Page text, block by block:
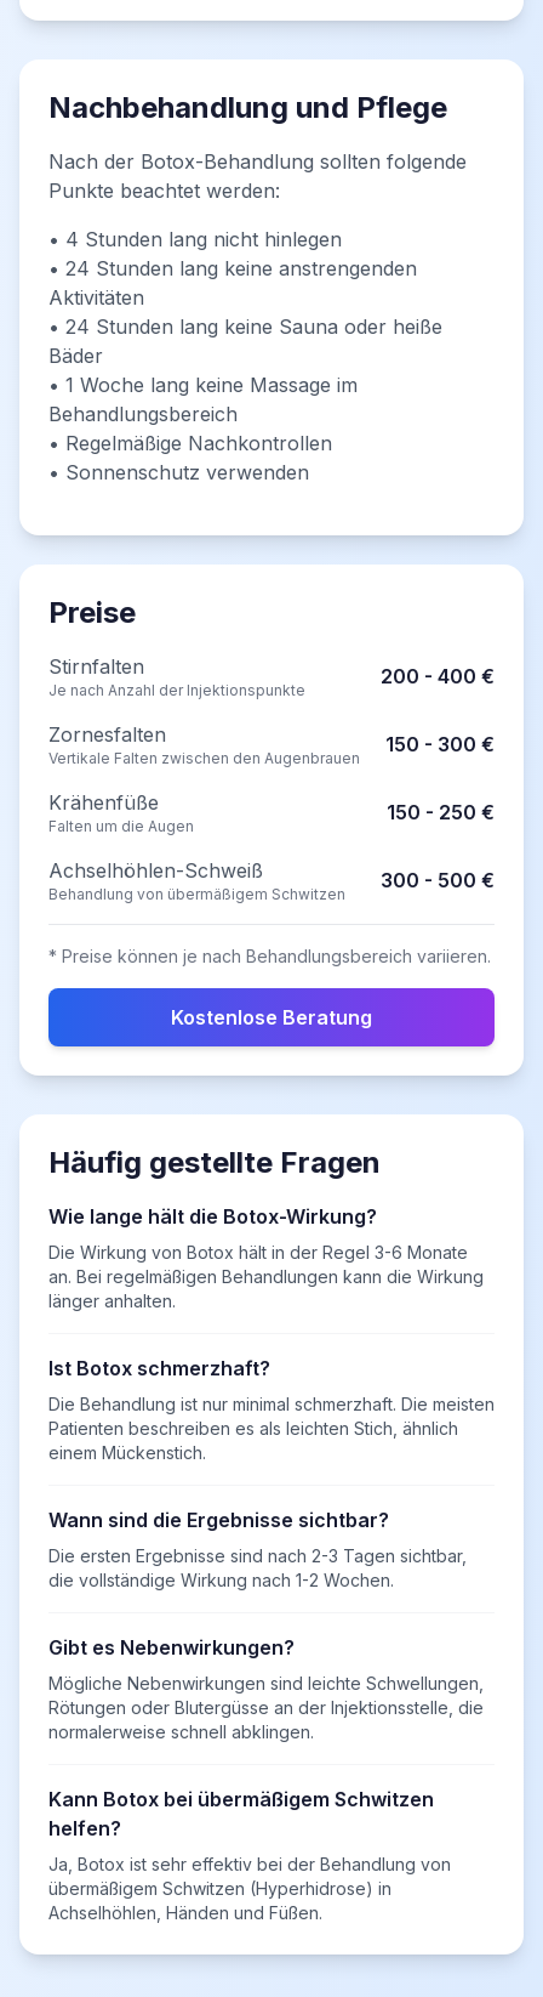
Nachbehandlung und Pflege
Nach der Botox-Behandlung sollten folgende
Punkte beachtet werden:
• 4 Stunden lang nicht hinlegen
• 24 Stunden lang keine anstrengenden
Aktivitäten
• 24 Stunden lang keine Sauna oder heiße
Bäder
• 1 Woche lang keine Massage im
Behandlungsbereich
• Regelmäßige Nachkontrollen
• Sonnenschutz verwenden
Preise
Stirnfalten
Je nach Anzahl der Injektionspunkte
200 - 400 €
Zornesfalten
Vertikale Falten zwischen den Augenbrauen
150 - 300 €
Krähenfüße
Falten um die Augen
150 - 250 €
Achselhöhlen-Schweiß
Behandlung von übermäßigem Schwitzen
300 - 500 €
* Preise können je nach Behandlungsbereich variieren.
Kostenlose Beratung
Häufig gestellte Fragen
Wie lange hält die Botox-Wirkung?
Die Wirkung von Botox hält in der Regel 3-6 Monate
an. Bei regelmäßigen Behandlungen kann die Wirkung
länger anhalten.
Ist Botox schmerzhaft?
Die Behandlung ist nur minimal schmerzhaft. Die meisten
Patienten beschreiben es als leichten Stich, ähnlich
einem Mückenstich.
Wann sind die Ergebnisse sichtbar?
Die ersten Ergebnisse sind nach 2-3 Tagen sichtbar,
die vollständige Wirkung nach 1-2 Wochen.
Gibt es Nebenwirkungen?
Mögliche Nebenwirkungen sind leichte Schwellungen,
Rötungen oder Blutergüsse an der Injektionsstelle, die
normalerweise schnell abklingen.
Kann Botox bei übermäßigem Schwitzen
helfen?
Ja, Botox ist sehr effektiv bei der Behandlung von
übermäßigem Schwitzen (Hyperhidrose) in
Achselhöhlen, Händen und Füßen.